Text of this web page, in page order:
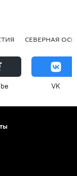
СЕВЕРНАЯ
VK